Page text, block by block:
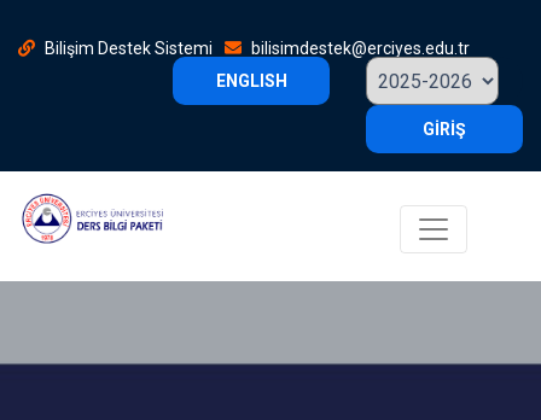
Bilişim Destek Sistemi
bilisimdestek@erciyes.edu.tr
ENGLISH
GİRİŞ